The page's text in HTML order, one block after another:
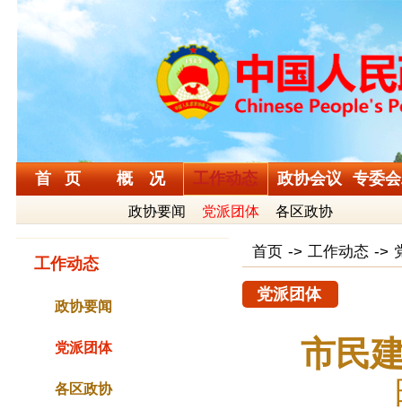
首 页 概 况 工作动态
政协要闻 党派团体 各区政协
政协会议 专委
工作动态
政协要闻
党派团体
各区政协
首页 -> 工作动态 ->
党派团体
市民